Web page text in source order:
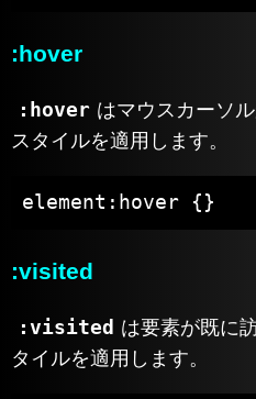
:hover
:hover はマウスカーソ
スタイルを適用します。
element:hover {}
:visited
:visited は要素が既に
タイルを適用します。